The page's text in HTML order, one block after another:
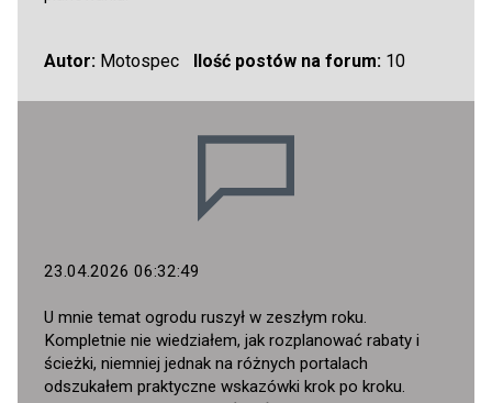
Autor: Motospec Ilość postów na forum:10
23.04.2026 06:32:49
U mnie temat ogrodu ruszył w zeszłym roku.
Kompletnie nie wiedziałem, jak rozplanować rabaty i
ścieżki, niemniej jednak na różnych portalach
odszukałem praktyczne wskazówki krok po kroku.